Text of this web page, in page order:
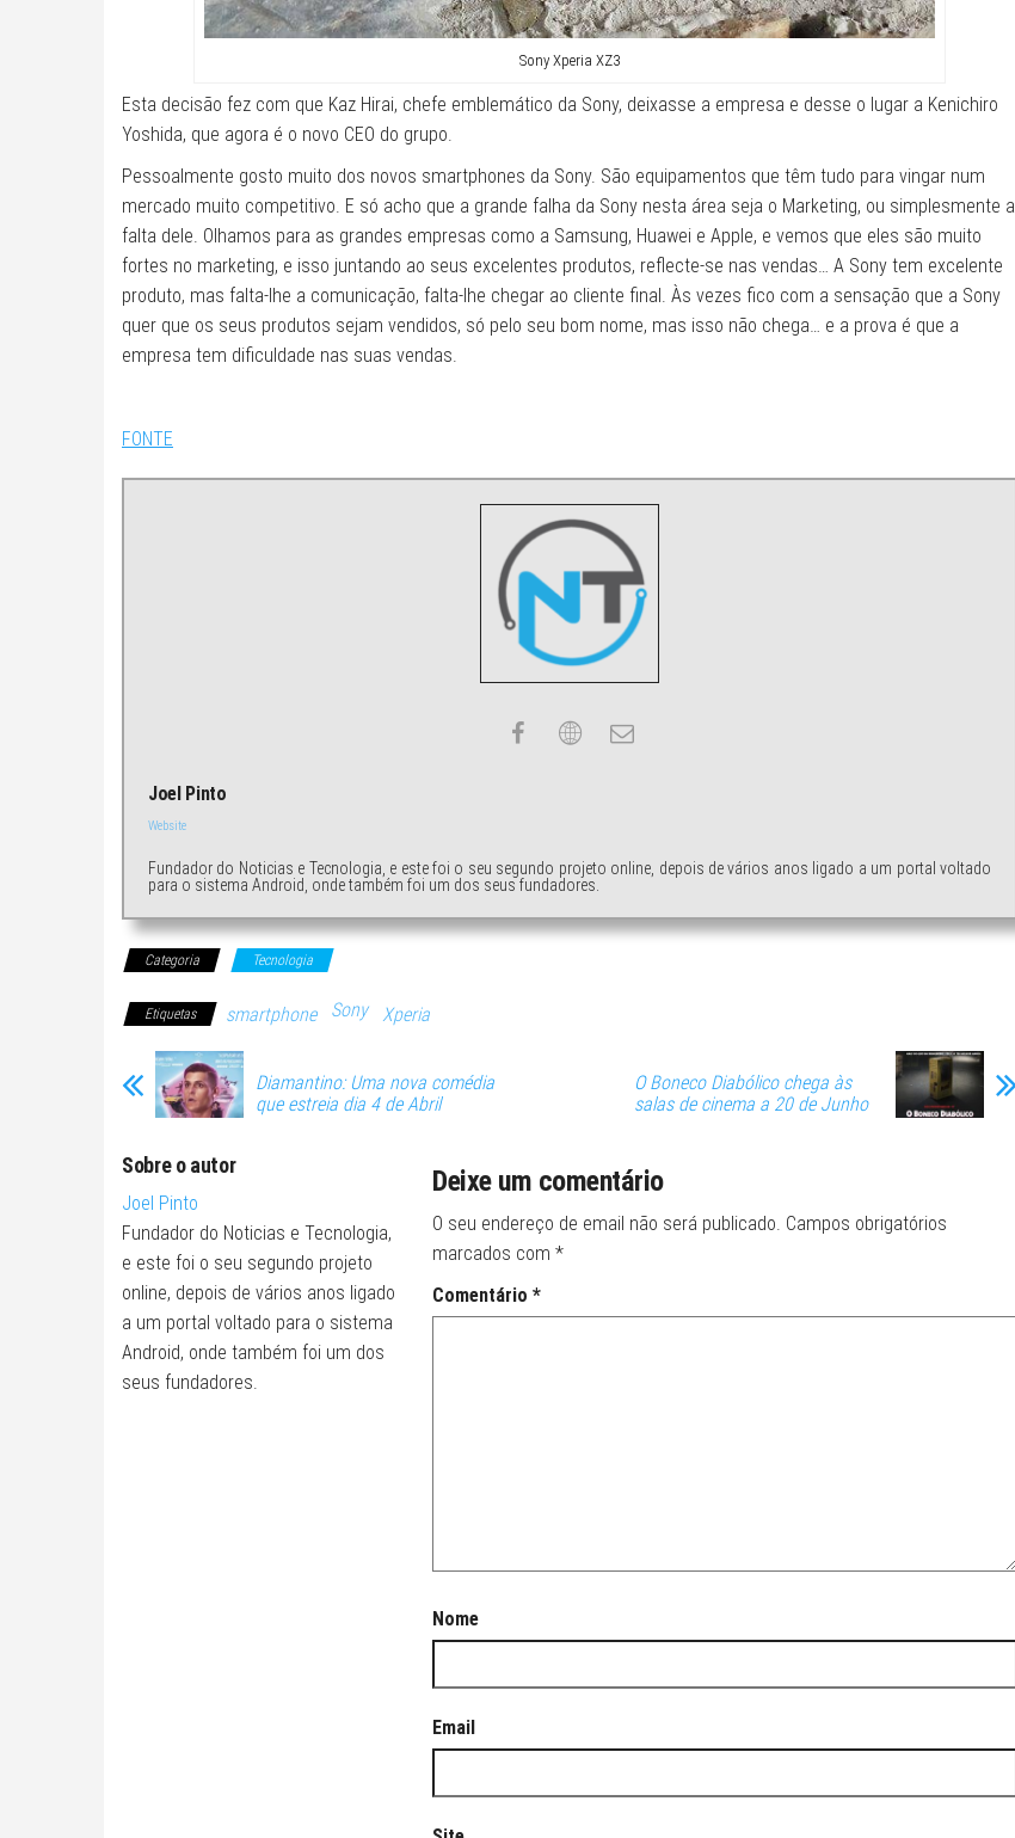
Sony Xperia XZ3
Esta decisão fez com que Kaz Hirai, chefe emblemático da Sony, deixasse a empresa e desse o lugar a Kenichiro
Yoshida, que agora é o novo CEO do grupo.
Pessoalmente gosto muito dos novos smartphones da Sony. São equipamentos que têm tudo para vingar num
mercado muito competitivo. E só acho que a grande falha da Sony nesta área seja o Marketing, ou simplesmente a
falta dele. Olhamos para as grandes empresas como a Samsung, Huawei e Apple, e vemos que eles são muito
fortes no marketing, e isso juntando ao seus excelentes produtos, reflecte-se nas vendas… A Sony tem excelente
produto, mas falta-lhe a comunicação, falta-lhe chegar ao cliente final. Às vezes fico com a sensação que a Sony
quer que os seus produtos sejam vendidos, só pelo seu bom nome, mas isso não chega… e a prova é que a
empresa tem dificuldade nas suas vendas.
FONTE
Joel Pinto
Website
Fundador do Noticias e Tecnologia, e este foi o seu segundo projeto online, depois de vários anos ligado a um portal voltado
para o sistema Android, onde também foi um dos seus fundadores.
Categoria Tecnologia
Etiquetas smartphone Sony Xperia
Diamantino: Uma nova comédia
que estreia dia 4 de Abril
O Boneco Diabólico chega às
salas de cinema a 20 de Junho
Sobre o autor
Joel Pinto
Fundador do Noticias e Tecnologia,
e este foi o seu segundo projeto
online, depois de vários anos ligado
a um portal voltado para o sistema
Android, onde também foi um dos
seus fundadores.
Deixe um comentário
O seu endereço de email não será publicado. Campos obrigatórios
marcados com *
Comentário *
Nome
Email